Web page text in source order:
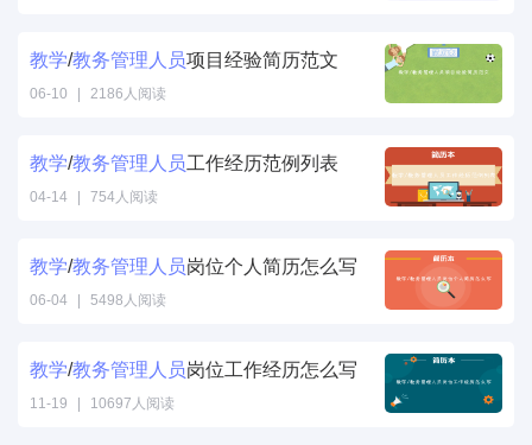
教学/教务管理 人员项目经验简历范文
06-10 2186人阅读
教学/教务管理 人员工作经历范例列表
04-14 754人阅读
教学/教务管理 人员岗位个人简历怎么写
06-04 5498人阅读
教学/教务管理 人员岗位工作经历怎么写
11-19 10697人阅读